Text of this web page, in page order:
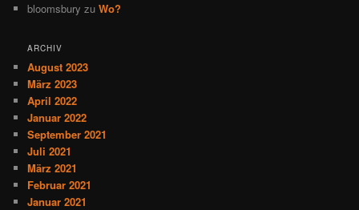
bloomsbury zuWo?
ARCHIV
August 2023
März 2023
April 2022
Januar 2022
September 2021
Juli 2021
März 2021
Februar 2021
Januar 2021